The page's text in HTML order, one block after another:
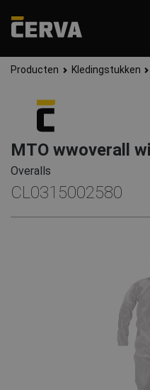
Producten Kledingstukken
MTO wwoverall
Overalls
CL0315002580